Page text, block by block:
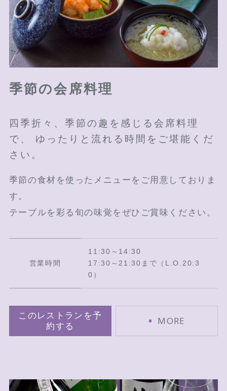
季節の会席料理
四季折々、季節の趣を感じる会席料理
で、 ゆったりと流れる時間をご堪能くだ
さい。
季節の食材を使ったメニューをご用意しておりま
す。
テーブルを彩る旬の味覚をぜひご賞味ください。
営業時間
11:30～14:30
17:30～21:30まで（L.O.20:3
0）
このレストランを予
約する
MORE